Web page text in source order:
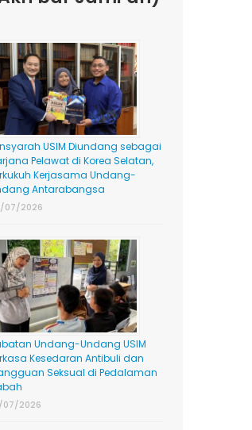
USIM Diundang sebagai
Pelawat di Korea Selatan,
Kerjasama Undang-
Antarabangsa
07/2026
Undang-Undang USIM
Kesedaran Antibuli dan
Seksual di Pedalaman
07/2026